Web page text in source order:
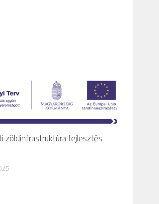
zöldinfrastruktúra fejlesztés